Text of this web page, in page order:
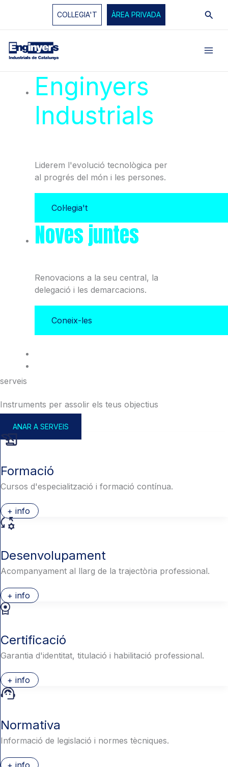
COL·LEGIA'T ÀREA PRIVADA
Enginyers
Industrials
Liderem l'evolució tecnològica per
al progrés del món i les persones.
Col·legia't
Noves juntes
Renovacions a la seu central, la
delegació i les demarcacions.
Coneix-les
serveis
Instruments per assolir els teus objectius
ANAR A SERVEIS
Formació
Cursos d'especialització i formació contínua.
+ info
Desenvolupament
Acompanyament al llarg de la trajectòria professional.
+ info
Certificació
Garantia d'identitat, titulació i habilitació professional.
+ info
Normativa
Informació de legislació i normes tècniques.